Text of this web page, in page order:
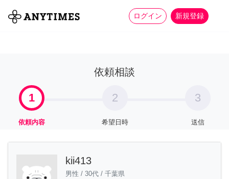
ログイン 新規登録
全て 家事 more_horiz
依頼相談
1
依頼内容
2
希望日時
3
送信
kii413
男性 / 30代 / 千葉県